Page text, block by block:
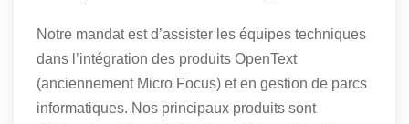
Notre mandat est d’assister les équipes techniques
dans l’intégration des produits OpenText
(anciennement Micro Focus) et en gestion de parcs
informatiques. Nos principaux produits sont